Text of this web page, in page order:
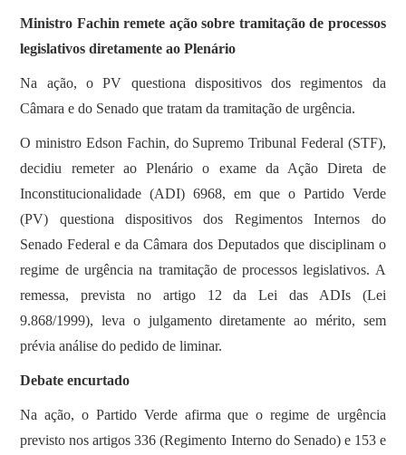
Ministro Fachin remete ação sobre tramitação de processos
legislativos diretamente ao Plenário
Na ação, o PV questiona dispositivos dos regimentos da
Câmara e do Senado que tratam da tramitação de urgência.
O ministro Edson Fachin, do Supremo Tribunal Federal (STF),
decidiu remeter ao Plenário o exame da Ação Direta de
Inconstitucionalidade (ADI) 6968, em que o Partido Verde
(PV) questiona dispositivos dos Regimentos Internos do
Senado Federal e da Câmara dos Deputados que disciplinam o
regime de urgência na tramitação de processos legislativos. A
remessa, prevista no artigo 12 da Lei das ADIs (Lei
9.868/1999), leva o julgamento diretamente ao mérito, sem
prévia análise do pedido de liminar.
Debate encurtado
Na ação, o Partido Verde afirma que o regime de urgência
previsto nos artigos 336 (Regimento Interno do Senado) e 153 e